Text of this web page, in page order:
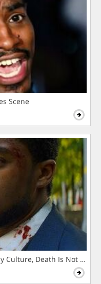
Scene
Culture, Death Is Not The